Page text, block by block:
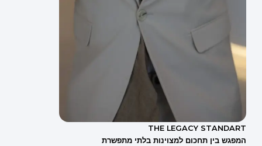
THE LEGACY STANDART
המפגש בין תחכום למצוינות בלתי מתפשרת